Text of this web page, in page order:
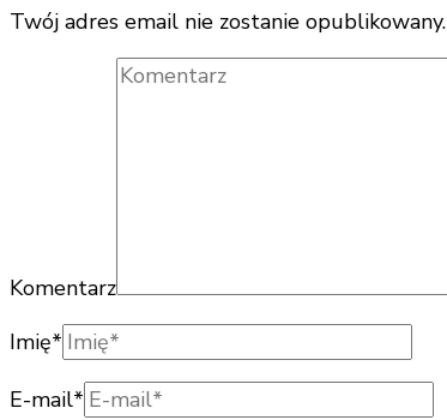
Twój adres email nie zostanie opublikowany.
Komentarz
Imię*
E-mail*